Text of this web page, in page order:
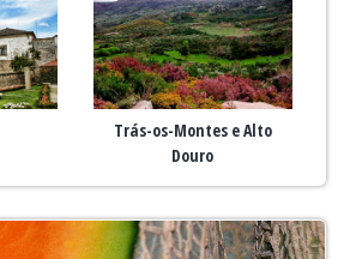
Trás-os-Montes e Alto
Douro